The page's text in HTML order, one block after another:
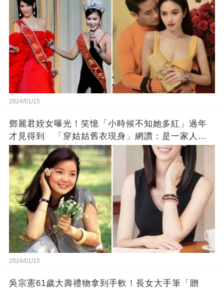
2024/01/15
鄧麗君姪女曝光！笑憶「小時候不知她多紅」過年
才見得到 「穿姑姑舊衣現身」網讚：是一家人沒
錯!
2024/01/15
吳宗憲61歲大壽禮物拿到手軟！長女大手筆「贈